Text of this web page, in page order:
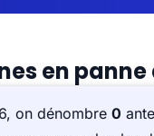
en
on dénombre 0